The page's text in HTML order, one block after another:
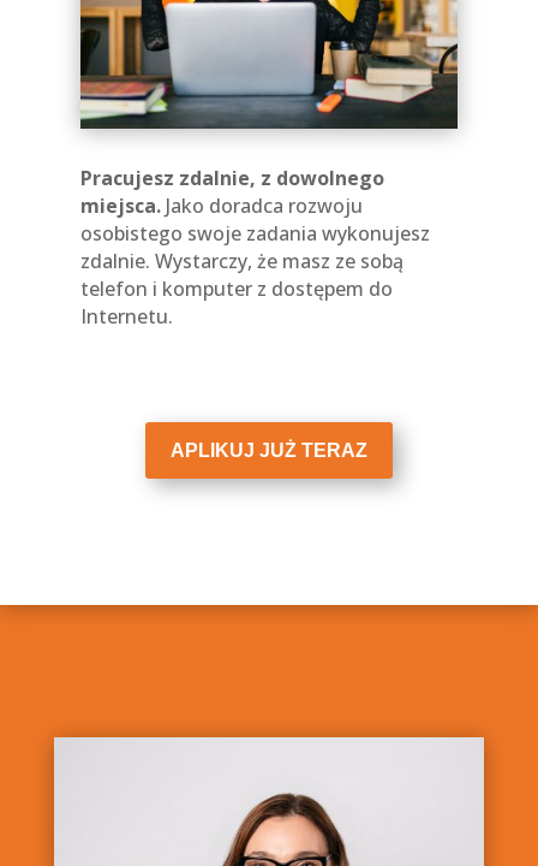
Pracujesz zdalnie, z dowolnego
miejsca. Jako doradca rozwoju
osobistego swoje zadania wykonujesz
zdalnie. Wystarczy, że masz ze sobą
telefon i komputer z dostępem do
Internetu.
APLIKUJ JUŻ TERAZ